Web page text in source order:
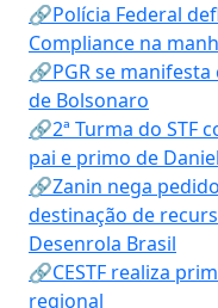
🔗Polícia Federal
Compliance na
🔗PGR se
de Bolsonaro
🔗2ª Turma do STF
pai e primo de
🔗Zanin nega
destinação de
Desenrola Brasil
🔗CESTF realiza
regional